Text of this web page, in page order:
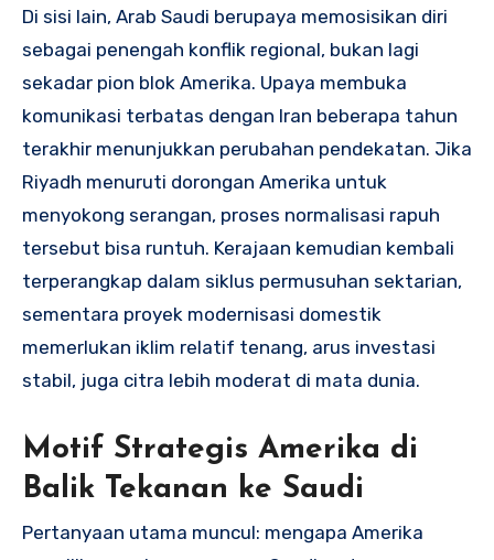
Di sisi lain, Arab Saudi berupaya memosisikan diri
sebagai penengah konflik regional, bukan lagi
sekadar pion blok Amerika. Upaya membuka
komunikasi terbatas dengan Iran beberapa tahun
terakhir menunjukkan perubahan pendekatan. Jika
Riyadh menuruti dorongan Amerika untuk
menyokong serangan, proses normalisasi rapuh
tersebut bisa runtuh. Kerajaan kemudian kembali
terperangkap dalam siklus permusuhan sektarian,
sementara proyek modernisasi domestik
memerlukan iklim relatif tenang, arus investasi
stabil, juga citra lebih moderat di mata dunia.
Motif Strategis Amerika di
Balik Tekanan ke Saudi
Pertanyaan utama muncul: mengapa Amerika